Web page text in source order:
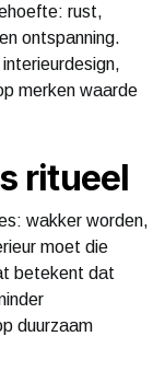
rust,
ontspanning.
merken waarde
ritueel
wakker worden,
moet die
betekent dat
duurzaam